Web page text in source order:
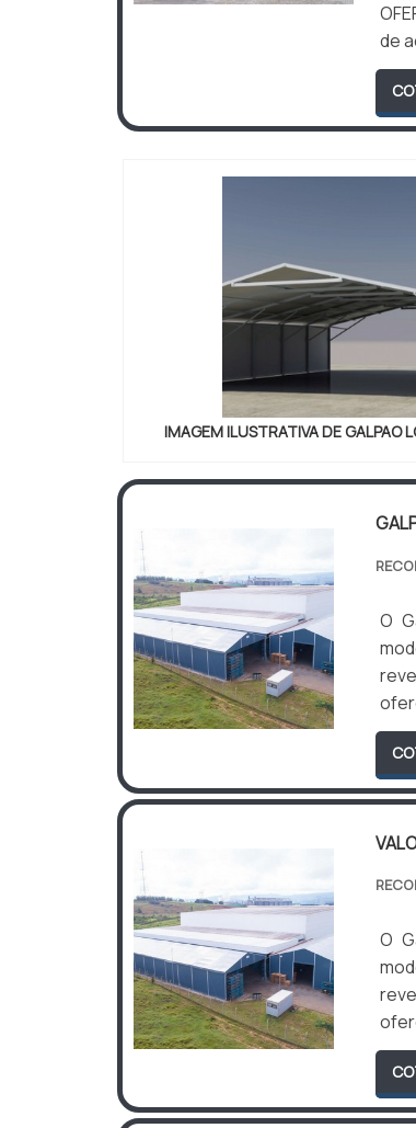
de
IMAGEM ILUSTRATIVA DE GALPAO
O
O